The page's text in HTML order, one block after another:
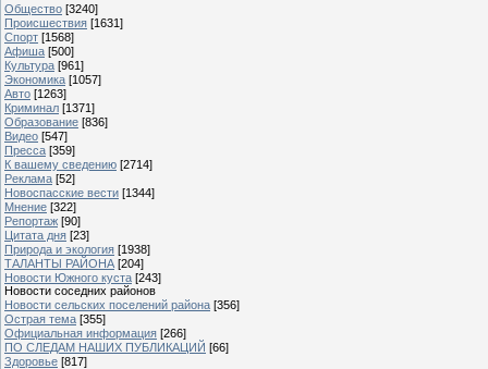
Общество [3240]
Происшествия [1631]
Спорт [1568]
Афиша [500]
Культура [961]
Экономика [1057]
Авто [1263]
Криминал [1371]
Образование [836]
Видео [547]
Пресса [359]
К вашему сведению [2714]
Реклама [52]
Новоспасские вести [1344]
Мнение [322]
Репортаж [90]
Цитата дня [23]
Природа и экология [1938]
ТАЛАНТЫ РАЙОНА [204]
Новости Южного куста [243]
Новости соседних районов
Новости сельских поселений района [356]
Острая тема [355]
Официальная информация [266]
ПО СЛЕДАМ НАШИХ ПУБЛИКАЦИЙ [66]
Здоровье [817]